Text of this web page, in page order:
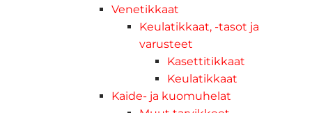
Venetikkaat
Keulatikkaat, -tasot ja
varusteet
Kasettitikkaat
Keulatikkaat
Kaide- ja kuomuhelat